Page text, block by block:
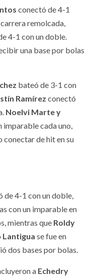
conectó de 4-1
remolcada,
4-1 con un doble.
una base por bolas
bateó de 3-1 con
Ramírez conectó
Noelvi Marte y
imparable cada uno,
conectar de hit en su
de 4-1 con un doble,
con un imparable en
mientras que Roldy
Lantigua se fue en
dos bases por bolas.
a Echedry